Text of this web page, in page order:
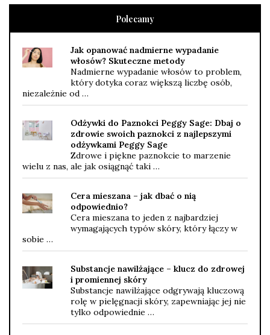
Polecamy
Jak opanować nadmierne wypadanie
włosów? Skuteczne metody
Nadmierne wypadanie włosów to problem,
który dotyka coraz większą liczbę osób,
niezależnie od …
Odżywki do Paznokci Peggy Sage: Dbaj o
zdrowie swoich paznokci z najlepszymi
odżywkami Peggy Sage
Zdrowe i piękne paznokcie to marzenie
wielu z nas, ale jak osiągnąć taki …
Cera mieszana – jak dbać o nią
odpowiednio?
Cera mieszana to jeden z najbardziej
wymagających typów skóry, który łączy w
sobie …
Substancje nawilżające – klucz do zdrowej
i promiennej skóry
Substancje nawilżające odgrywają kluczową
rolę w pielęgnacji skóry, zapewniając jej nie
tylko odpowiednie …